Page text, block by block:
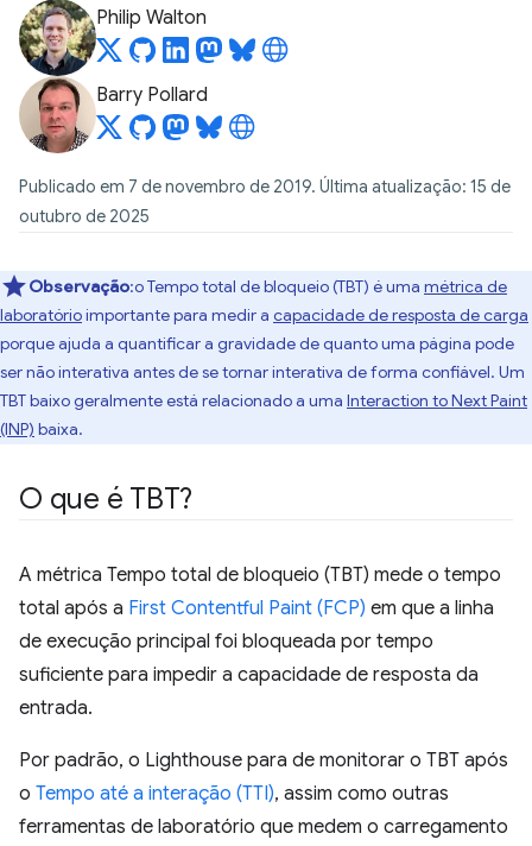
Philip Walton
Barry Pollard
Publicado em 7 de novembro de 2019. Última atualização: 15 de
outubro de 2025
Observação:o Tempo total de bloqueio (TBT) é uma métrica de
laboratórioimportante para medir a capacidade de resposta de carga
porque ajuda a quantificar a gravidade de quanto uma página pode
ser não interativa antes de se tornar interativa de forma confiável. Um
TBT baixo geralmente está relacionado a uma Interaction to Next Paint
(INP) baixa.
O que é TBT?
A métrica Tempo total de bloqueio (TBT) mede o tempo
total após a First Contentful Paint (FCP) em que a linha
de execução principal foi bloqueada por tempo
suficiente para impedir a capacidade de resposta da
entrada.
Por padrão, o Lighthouse para de monitorar o TBT após
o Tempo até a interação (TTI), assim como outras
ferramentas de laboratório que medem o carregamento